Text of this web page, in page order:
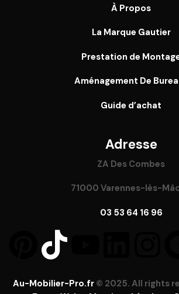
À Propos
La Marque Gautier
Prestation de
Aménagement De
Guide d’achat
Adresse
ZA Des Combes
71000 Varennes-lès-
03 53 64 16 96
Au-Mobilier-Pro.fr© 2025. All rights